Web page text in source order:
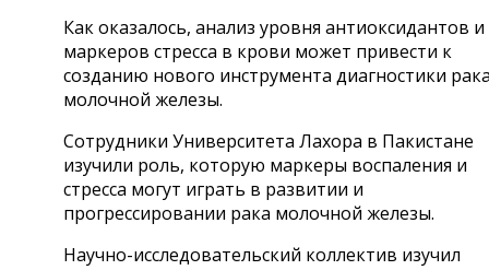
Как оказалось, анализ уровня антиоксидантов и
маркеров стресса в крови может привести к
созданию нового инструмента диагностики
молочной железы.
Сотрудники Университета Лахора в Пакистане
изучили роль, которую маркеры воспаления и
стресса могут играть в развитии и
прогрессировании рака молочной железы.
Научно-исследовательский коллектив изучил